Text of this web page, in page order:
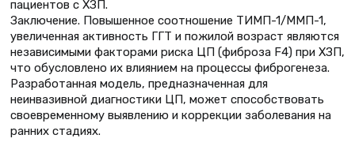
пациентов с ХЗП.
Заключение. Повышенное соотношение ТИМП-1/ММП-1,
увеличенная активность ГГТ и пожилой возраст являются
независимыми факторами риска ЦП (фиброза F4) при ХЗП,
что обусловлено их влиянием на процессы фиброгенеза.
Разработанная модель, предназначенная для
неинвазивной диагностики ЦП, может способствовать
своевременному выявлению и коррекции заболевания на
ранних стадиях.